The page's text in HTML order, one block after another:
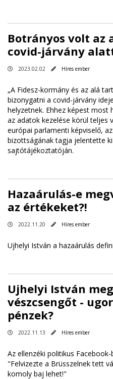
Botrányos volt az
covid-járvány
2023.02.02 Híres ember
„A Fidesz-kormány és az alá
bizonygatni a covid-járvány
helyzetnek. Ehhez képest
az adatok kezelése körül teljes
európai parlamenti képviselő,
bizottságának tagja jelentette
sajtótájékoztatóján.
Hazaárulás-e
az értékeket?!
2022.11.20 Híres ember
Ujhelyi István a hazaárulás
Ujhelyi István
vészcsengőt -
pénzek?
2022.11.13 Híres ember
Az ellenzéki politikus
"Felvizezte a Brüsszelnek tett
komoly baj lehet!"